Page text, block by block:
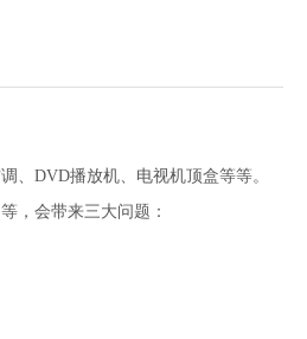
、DVD播放机、电视机顶盒等等。
，会带来三大问题：